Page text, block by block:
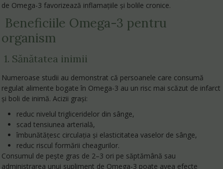
de Omega-3 favorizează inflamațiile și bolile cronice.
Beneficiile Omega-3 pentru
organism
1. Sănătatea inimii
Numeroase studii au demonstrat că persoanele care consumă
regulat alimente bogate în Omega-3 au un risc mai scăzut de infarct
și boli de inimă. Acizii grași:
reduc nivelul trigliceridelor din sânge,
scad tensiunea arterială,
îmbunătățesc circulația și elasticitatea vaselor de sânge,
reduc riscul formării cheagurilor.
Consumul de pește gras de 2–3 ori pe săptămână sau
administrarea unui supliment de Omega-3 poate avea efecte